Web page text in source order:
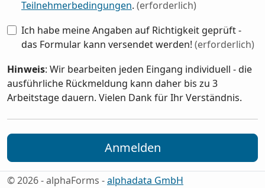
Teilnehmerbedingungen. (erforderlich)
Ich habe meine Angaben auf Richtigkeit geprüft -
das Formular kann versendet werden! (erforderlich)
Hinweis: Wir bearbeiten jeden Eingang individuell - die
ausführliche Rückmeldung kann daher bis zu 3
Arbeitstage dauern. Vielen Dank für Ihr Verständnis.
Anmelden
© 2026 - alphaForms -alphadata GmbH